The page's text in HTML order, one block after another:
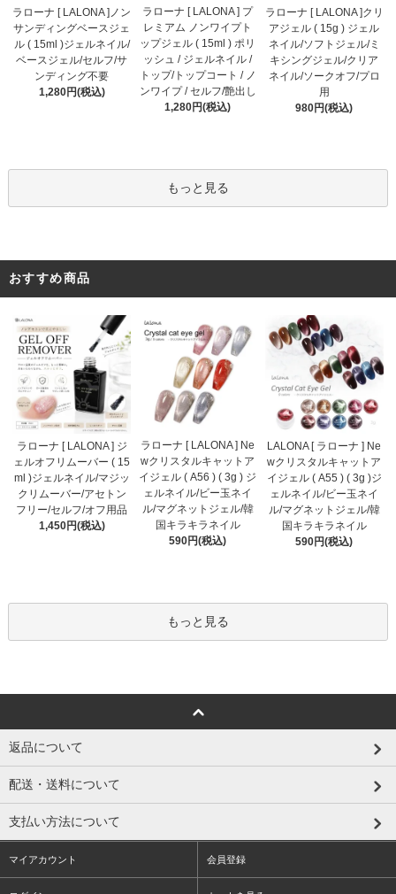
ラローナ [ LALONA ]ノン
サンディングベースジェ
ル ( 15ml )ジェルネイル/
ベースジェル/セルフ/サ
ンディング不要
1,280円(税込)
ラローナ [ LALONA ] プ
レミアム ノンワイプト
ップジェル ( 15ml ) ポリ
ッシュ / ジェルネイル /
トップ/トップコート / ノ
ンワイプ / セルフ/艶出し
1,280円(税込)
ラローナ [ LALONA ]クリ
アジェル ( 15g ) ジェル
ネイル/ソフトジェル/ミ
キシングジェル/クリア
ネイル/ソークオフ/プロ
用
980円(税込)
もっと見る
おすすめ商品
ラローナ [ LALONA ] ジ
ェルオフリムーバー ( 15
ml )ジェルネイル/マジッ
クリムーバー/アセトン
フリー/セルフ/オフ用品
1,450円(税込)
ラローナ [ LALONA ] Ne
wクリスタルキャットア
イジェル ( A56 ) ( 3g ) ジ
ェルネイル/ビー玉ネイ
ル/マグネットジェル/韓
国キラキラネイル
590円(税込)
LALONA [ ラローナ ] Ne
wクリスタルキャットア
イジェル ( A55 ) ( 3g )ジ
ェルネイル/ビー玉ネイ
ル/マグネットジェル/韓
国キラキラネイル
590円(税込)
もっと見る
返品について
配送・送料について
支払い方法について
マイアカウント 会員登録